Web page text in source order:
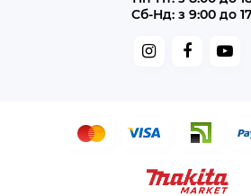
Сб-Нд: з 9:00 до